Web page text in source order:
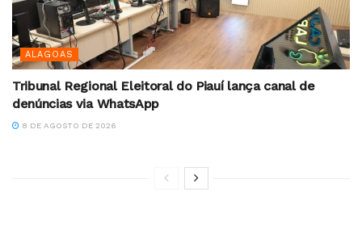
ALAGOAS
Tribunal Regional Eleitoral do Piauí lança canal de
denúncias via WhatsApp
8 DE AGOSTO DE 2026